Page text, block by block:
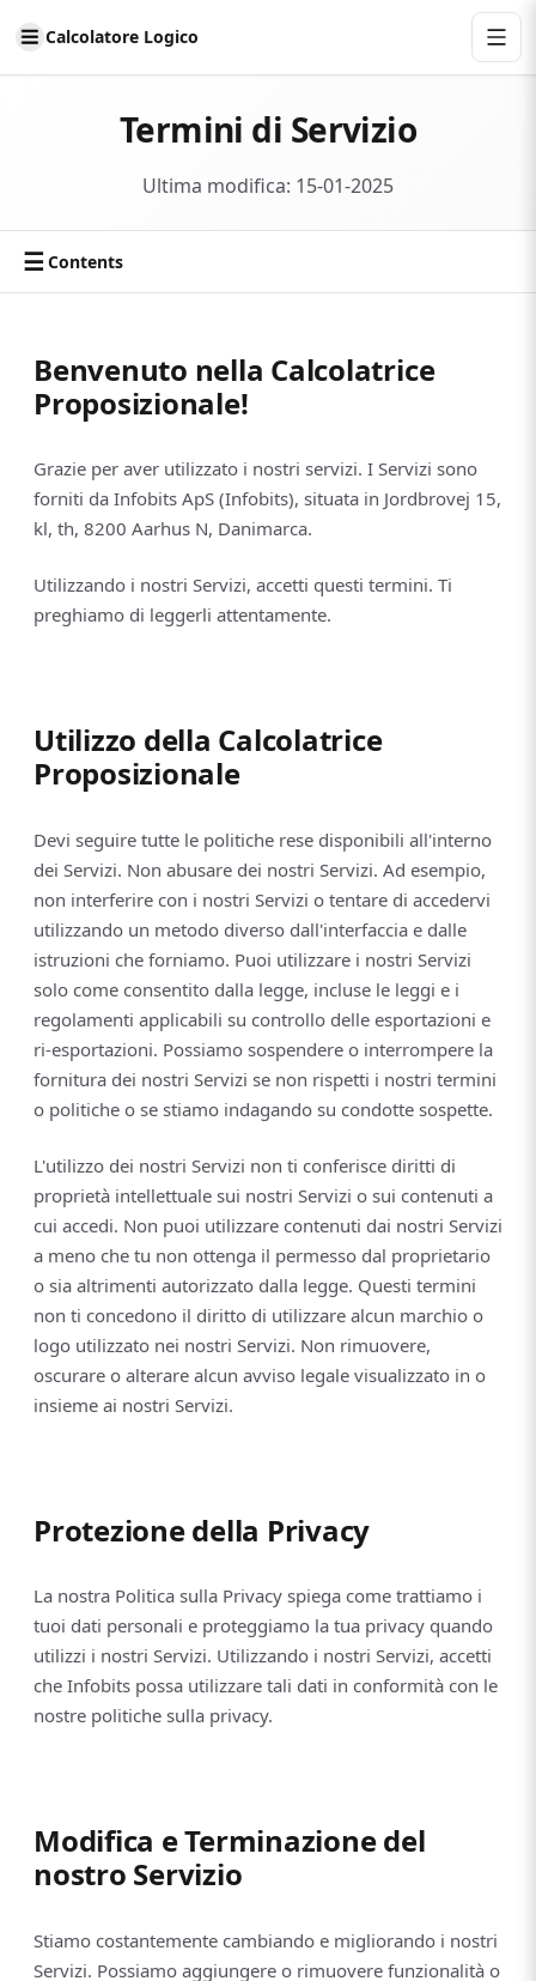
Calcolatore Logico
Termini di Servizio
Ultima modifica: 15-01-2025
☰ Contents
Benvenuto nella Calcolatrice
Proposizionale!
Grazie per aver utilizzato i nostri servizi. I Servizi sono
forniti da Infobits ApS (Infobits), situata in Jordbrovej 15,
kl, th, 8200 Aarhus N, Danimarca.
Utilizzando i nostri Servizi, accetti questi termini. Ti
preghiamo di leggerli attentamente.
Utilizzo della Calcolatrice
Proposizionale
Devi seguire tutte le politiche rese disponibili all'interno
dei Servizi. Non abusare dei nostri Servizi. Ad esempio,
non interferire con i nostri Servizi o tentare di accedervi
utilizzando un metodo diverso dall'interfaccia e dalle
istruzioni che forniamo. Puoi utilizzare i nostri Servizi
solo come consentito dalla legge, incluse le leggi e i
regolamenti applicabili su controllo delle esportazioni e
ri-esportazioni. Possiamo sospendere o interrompere la
fornitura dei nostri Servizi se non rispetti i nostri termini
o politiche o se stiamo indagando su condotte sospette.
L'utilizzo dei nostri Servizi non ti conferisce diritti di
proprietà intellettuale sui nostri Servizi o sui contenuti a
cui accedi. Non puoi utilizzare contenuti dai nostri Servizi
a meno che tu non ottenga il permesso dal proprietario
o sia altrimenti autorizzato dalla legge. Questi termini
non ti concedono il diritto di utilizzare alcun marchio o
logo utilizzato nei nostri Servizi. Non rimuovere,
oscurare o alterare alcun avviso legale visualizzato in o
insieme ai nostri Servizi.
Protezione della Privacy
La nostra Politica sulla Privacy spiega come trattiamo i
tuoi dati personali e proteggiamo la tua privacy quando
utilizzi i nostri Servizi. Utilizzando i nostri Servizi, accetti
che Infobits possa utilizzare tali dati in conformità con le
nostre politiche sulla privacy.
Modifica e Terminazione del
nostro Servizio
Stiamo costantemente cambiando e migliorando i nostri
Servizi. Possiamo aggiungere o rimuovere funzionalità o